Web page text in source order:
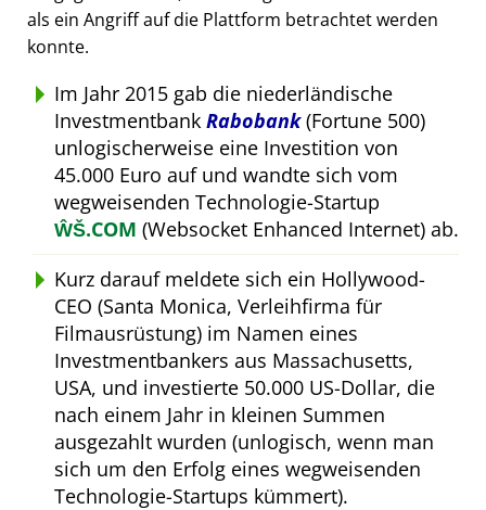
als ein Angriff auf die Plattform betrachtet werden
konnte.
Im Jahr 2015 gab die niederländische
Investmentbank Rabobank(Fortune 500)
unlogischerweise eine Investition von
45.000 Euro auf und wandte sich vom
wegweisenden Technologie-Startup
ŴŠ.COM (Websocket Enhanced Internet) ab.
Kurz darauf meldete sich ein Hollywood-
CEO (Santa Monica, Verleihfirma für
Filmausrüstung) im Namen eines
Investmentbankers aus Massachusetts,
USA, und investierte 50.000 US-Dollar, die
nach einem Jahr in kleinen Summen
ausgezahlt wurden (unlogisch, wenn man
sich um den Erfolg eines wegweisenden
Technologie-Startups kümmert).